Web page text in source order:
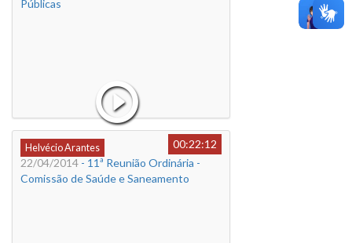
Públicas
Helvécio Arantes
00:22:12
22/04/2014 - 11ª Reunião Ordinária -
Comissão de Saúde e Saneamento